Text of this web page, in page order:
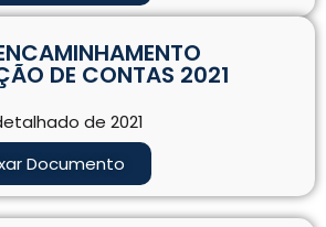
DE CONTAS 2021
de 2021
Documento